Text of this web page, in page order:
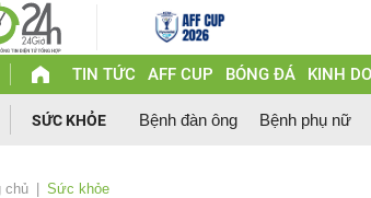
TIN TỨC AFF CUP BÓNG ĐÁ KINH
SỨC KHỎE Bệnh đàn ông Bệnh phụ nữ
chủ Sức khỏe